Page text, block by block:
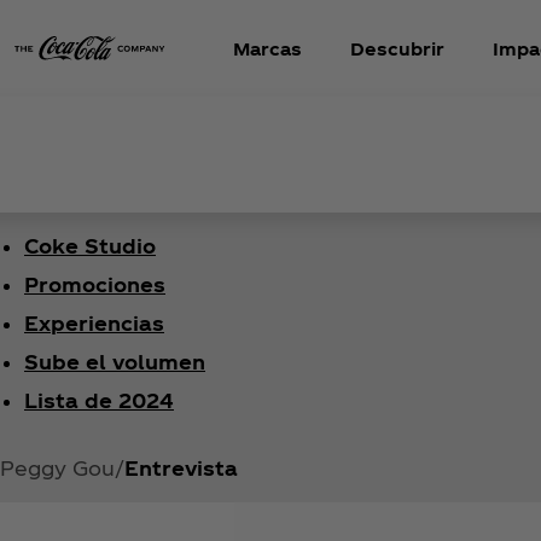
Marcas Descubrir
Coke Studio
Promociones
Experiencias
Sube el volumen
Lista de 2024
Peggy Gou Entrevista